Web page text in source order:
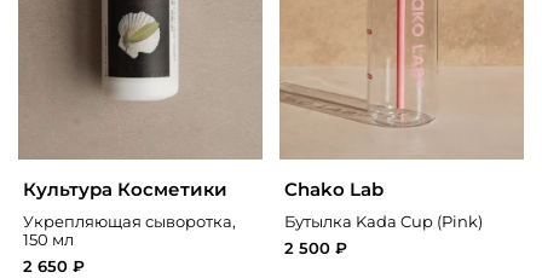
Культура Косметики
Укрепляющая сыворотка,
150 мл
2 650 ₽
Chako Lab
Бутылка Kada Cup (Pink)
2 500 ₽